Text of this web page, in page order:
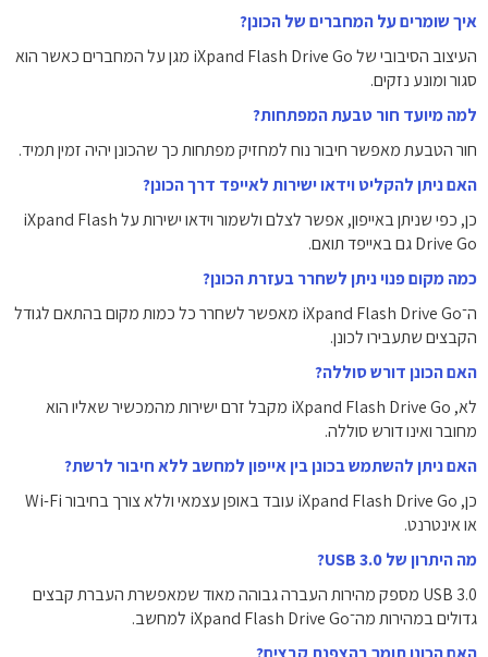
איך שומרים על המחברים של הכונן?
העיצוב הסיבובי של iXpand Flash Drive Go מגן על המחברים כאשר הוא
סגור ומונע נזקים.
למה מיועד חור טבעת המפתחות?
חור הטבעת מאפשר חיבור נוח למחזיק מפתחות כך שהכונן יהיה זמין תמיד.
האם ניתן להקליט וידאו ישירות לאייפד דרך הכונן?
כן, כפי שניתן באייפון, אפשר לצלם ולשמור וידאו ישירות על iXpand Flash
Drive Go גם באייפד תואם.
כמה מקום פנוי ניתן לשחרר בעזרת הכונן?
ה־iXpand Flash Drive Go מאפשר לשחרר כל כמות מקום בהתאם לגודל
הקבצים שתעבירו לכונן.
האם הכונן דורש סוללה?
לא, iXpand Flash Drive Go מקבל זרם ישירות מהמכשיר שאליו הוא
מחובר ואינו דורש סוללה.
האם ניתן להשתמש בכונן בין אייפון למחשב ללא חיבור לרשת?
כן, iXpand Flash Drive Go עובד באופן עצמאי וללא צורך בחיבור Wi-Fi
או אינטרנט.
מה היתרון של USB 3.0?
USB 3.0 מספק מהירות העברה גבוהה מאוד שמאפשרת העברת קבצים
גדולים במהירות מה־iXpand Flash Drive Go למחשב.